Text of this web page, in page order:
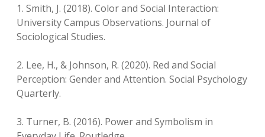
1. Smith, J. (2018). Color and Social Interaction:
University Campus Observations. Journal of
Sociological Studies.
2. Lee, H., & Johnson, R. (2020). Red and Social
Perception: Gender and Attention. Social Psychology
Quarterly.
3. Turner, B. (2016). Power and Symbolism in